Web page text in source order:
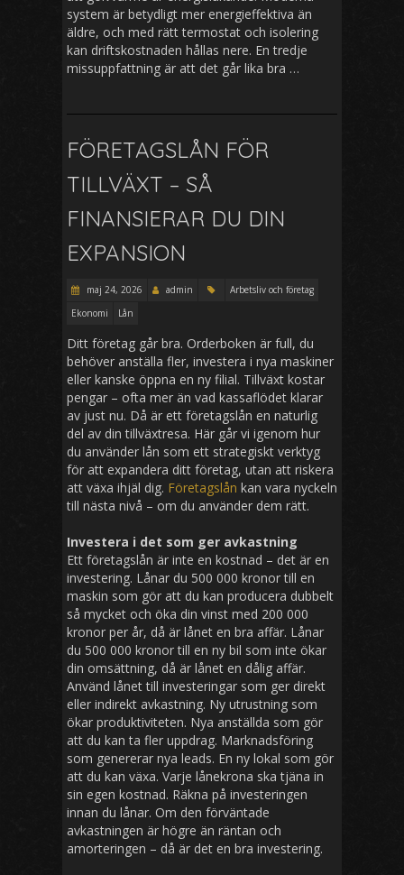
system är betydligt mer energieffektiva än
äldre, och med rätt termostat och isolering
kan driftskostnaden hållas nere. En tredje
missuppfattning är att det går lika bra …
FÖRETAGSLÅN FÖR
TILLVÄXT – SÅ
FINANSIERAR DU DIN
EXPANSION
maj 24, 2026 admin
Arbetsliv och företag
Ekonomi
Lån
Ditt företag går bra. Orderboken är full, du
behöver anställa fler, investera i nya maskiner
eller kanske öppna en ny filial. Tillväxt kostar
pengar – ofta mer än vad kassaflödet klarar
av just nu. Då är ett företagslån en naturlig
del av din tillväxtresa. Här går vi igenom hur
du använder lån som ett strategiskt verktyg
för att expandera ditt företag, utan att riskera
att växa ihjäl dig. Företagslån kan vara nyckeln
till nästa nivå – om du använder dem rätt.
Investera i det som ger avkastning
Ett företagslån är inte en kostnad – det är en
investering. Lånar du 500 000 kronor till en
maskin som gör att du kan producera dubbelt
så mycket och öka din vinst med 200 000
kronor per år, då är lånet en bra affär. Lånar
du 500 000 kronor till en ny bil som inte ökar
din omsättning, då är lånet en dålig affär.
Använd lånet till investeringar som ger direkt
eller indirekt avkastning. Ny utrustning som
ökar produktiviteten. Nya anställda som gör
att du kan ta fler uppdrag. Marknadsföring
som genererar nya leads. En ny lokal som gör
att du kan växa. Varje lånekrona ska tjäna in
sin egen kostnad. Räkna på investeringen
innan du lånar. Om den förväntade
avkastningen är högre än räntan och
amorteringen – då är det en bra investering.